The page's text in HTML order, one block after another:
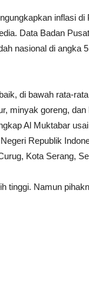
inflasi
Data Badan
nasional di angka
di bawah rata-
minyak goreng,
Al Muktabar
Republik
Kota Serang,
tinggi. Namun